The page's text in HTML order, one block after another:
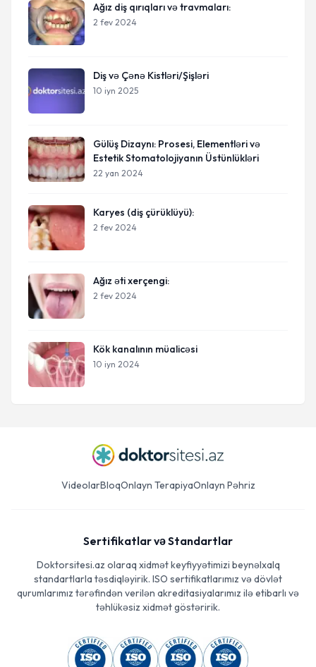
Ağız diş qırıqları və travmaları:
2 fev 2024
Diş və Çənə Kistləri/Şişləri
10 iyn 2025
Gülüş Dizaynı: Prosesi, Elementləri və
Estetik Stomatolojiyanın Üstünlükləri
22 yan 2024
Karyes (diş çürüklüyü):
2 fev 2024
Ağız əti xerçengi:
2 fev 2024
Kök kanalının müalicəsi
10 iyn 2024
VideolarBloqOnlayn TerapiyaOnlayn Pəhriz
Sertifikatlar və Standartlar
Doktorsitesi.az olaraq xidmət keyfiyyətimizi beynəlxalq
standartlarla təsdiqləyirik. ISO sertifikatlarımız və dövlət
qurumlarımız tərəfindən verilən akreditasiyalarımız ilə etibarlı və
təhlükəsiz xidmət göstəririk.